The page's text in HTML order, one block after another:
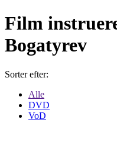
Film
Bogatyrev
Sorter efter:
Alle
DVD
VoD